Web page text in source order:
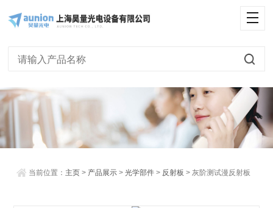
当前位置： 主页 > 产品展示 >光学部件 > 反射板 > 灰阶测试漫反射板